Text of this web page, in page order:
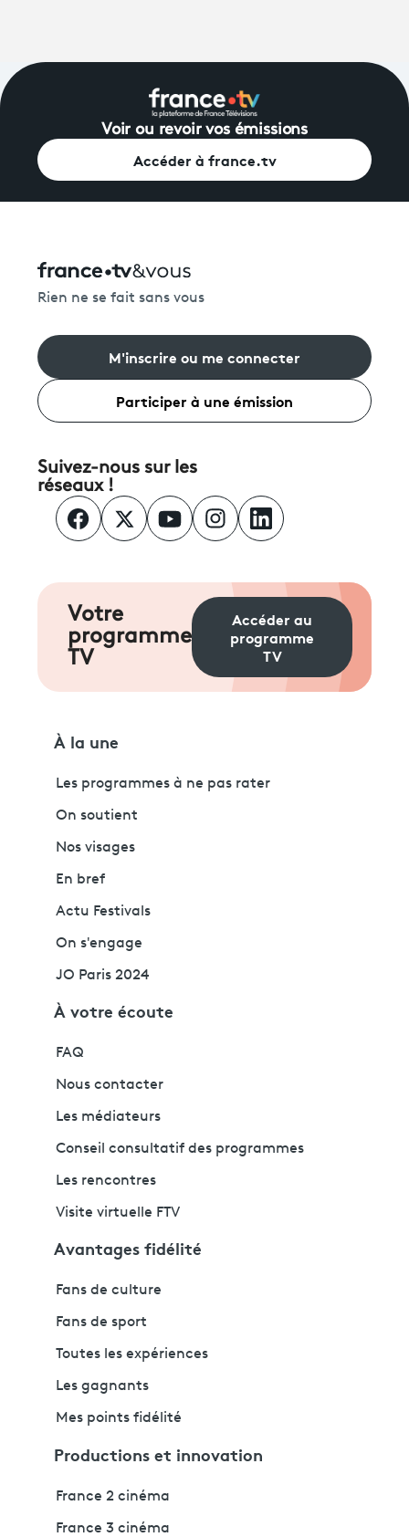
Voir ou revoir vos émissions
Accéder à france.tv
Rien ne se fait sans vous
M'inscrire ou me connecter
Participer à une émission
Suivez-nous sur les
réseaux !
Votre
programme
TV
Accéder au
programme
TV
À la une
Les programmes à ne pas rater
On soutient
Nos visages
En bref
Actu Festivals
On s'engage
JO Paris 2024
À votre écoute
FAQ
Nous contacter
Les médiateurs
Conseil consultatif des programmes
Les rencontres
Visite virtuelle FTV
Avantages fidélité
Fans de culture
Fans de sport
Toutes les expériences
Les gagnants
Mes points fidélité
Productions et innovation
France 2 cinéma
France 3 cinéma